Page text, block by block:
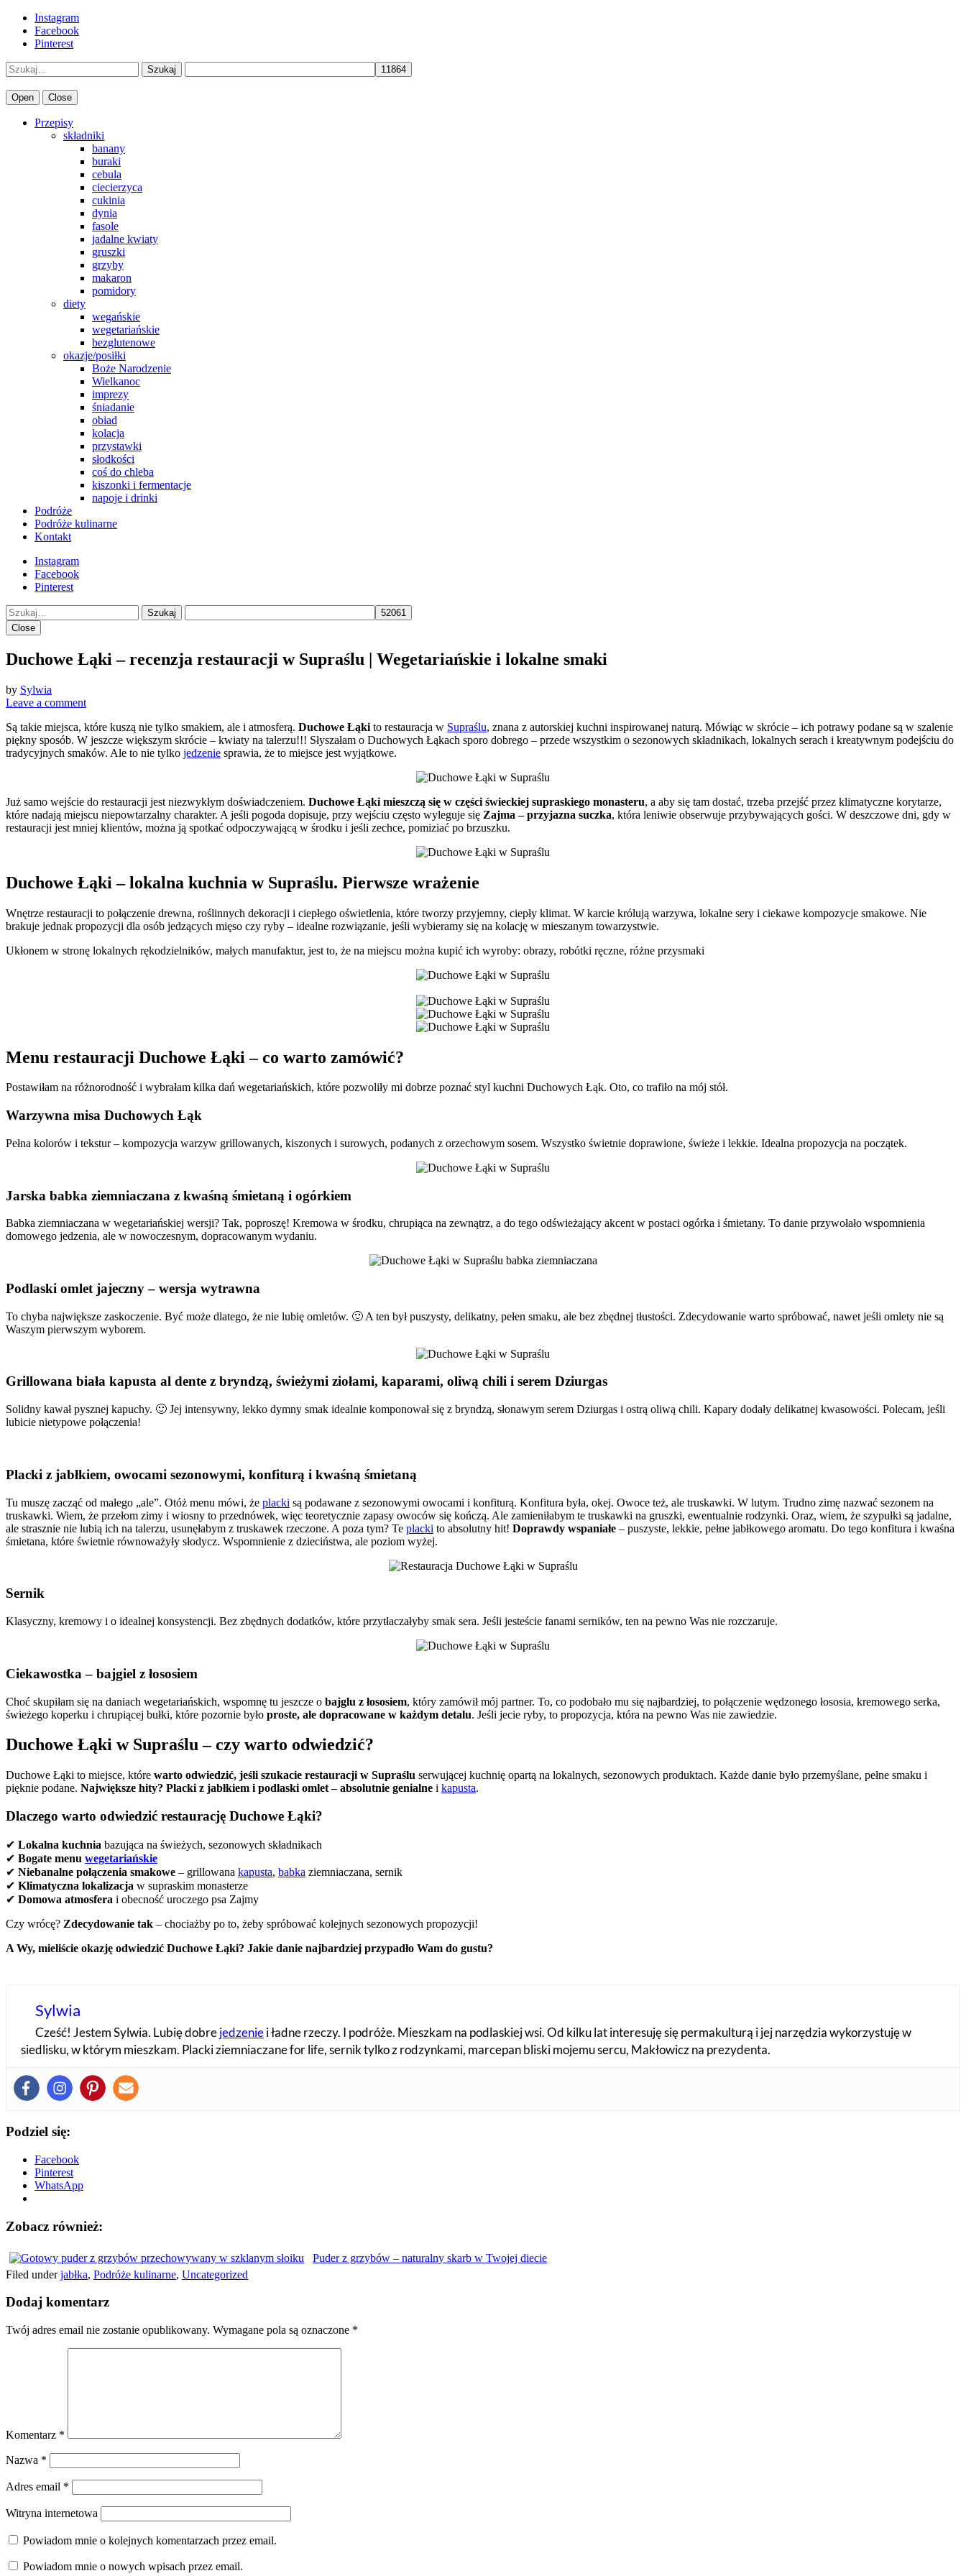
Instagram
Facebook
Pinterest
Szukaj
Open Close
Przepisy
składniki
banany
buraki
cebula
ciecierzyca
cukinia
dynia
fasole
jadalne kwiaty
gruszki
grzyby
makaron
pomidory
diety
wegańskie
wegetariańskie
bezglutenowe
okazje/posiłki
Boże Narodzenie
Wielkanoc
imprezy
śniadanie
obiad
kolacja
przystawki
słodkości
coś do chleba
kiszonki i fermentacje
napoje i drinki
Podróże
Podróże kulinarne
Kontakt
Instagram
Facebook
Pinterest
Szukaj
Close
Duchowe Łąki – recenzja restauracji w Supraślu | Wegetariańskie i lokalne smaki
by Sylwia
Leave a comment
Są takie miejsca, które kuszą nie tylko smakiem, ale i atmosferą. Duchowe Łąki to restauracja w Supraślu, znana z autorskiej kuchni inspirowanej naturą. Mówiąc w skrócie – ich potrawy podane są w szalenie
piękny sposób. W jeszcze większym skrócie – kwiaty na talerzu!!! Słyszałam o Duchowych Łąkach sporo dobrego – przede wszystkim o sezonowych składnikach, lokalnych serach i kreatywnym podejściu do
tradycyjnych smaków. Ale to nie tylko jedzenie sprawia, że to miejsce jest wyjątkowe.
Już samo wejście do restauracji jest niezwykłym doświadczeniem. Duchowe Łąki mieszczą się w części świeckiej supraskiego monasteru, a aby się tam dostać, trzeba przejść przez klimatyczne korytarze,
które nadają miejscu niepowtarzalny charakter. A jeśli pogoda dopisuje, przy wejściu często wyleguje się Zajma – przyjazna suczka, która leniwie obserwuje przybywających gości. W deszczowe dni, gdy w
restauracji jest mniej klientów, można ją spotkać odpoczywającą w środku i jeśli zechce, pomiziać po brzuszku.
Duchowe Łąki – lokalna kuchnia w Supraślu. Pierwsze wrażenie
Wnętrze restauracji to połączenie drewna, roślinnych dekoracji i ciepłego oświetlenia, które tworzy przyjemny, ciepły klimat. W karcie królują warzywa, lokalne sery i ciekawe kompozycje smakowe. Nie
brakuje jednak propozycji dla osób jedzących mięso czy ryby – idealne rozwiązanie, jeśli wybieramy się na kolację w mieszanym towarzystwie.
Ukłonem w stronę lokalnych rękodzielników, małych manufaktur, jest to, że na miejscu można kupić ich wyroby: obrazy, robótki ręczne, różne przysmaki
Menu restauracji Duchowe Łąki – co warto zamówić?
Postawiłam na różnorodność i wybrałam kilka dań wegetariańskich, które pozwoliły mi dobrze poznać styl kuchni Duchowych Łąk. Oto, co trafiło na mój stół.
Warzywna misa Duchowych Łąk
Pełna kolorów i tekstur – kompozycja warzyw grillowanych, kiszonych i surowych, podanych z orzechowym sosem. Wszystko świetnie doprawione, świeże i lekkie. Idealna propozycja na początek.
Jarska babka ziemniaczana z kwaśną śmietaną i ogórkiem
Babka ziemniaczana w wegetariańskiej wersji? Tak, poproszę! Kremowa w środku, chrupiąca na zewnątrz, a do tego odświeżający akcent w postaci ogórka i śmietany. To danie przywołało wspomnienia
domowego jedzenia, ale w nowoczesnym, dopracowanym wydaniu.
Podlaski omlet jajeczny – wersja wytrawna
To chyba największe zaskoczenie. Być może dlatego, że nie lubię omletów. 🙂 A ten był puszysty, delikatny, pełen smaku, ale bez zbędnej tłustości. Zdecydowanie warto spróbować, nawet jeśli omlety nie są
Waszym pierwszym wyborem.
Grillowana biała kapusta al dente z bryndzą, świeżymi ziołami, kaparami, oliwą chili i serem Dziurgas
Solidny kawał pysznej kapuchy. 🙂 Jej intensywny, lekko dymny smak idealnie komponował się z bryndzą, słonawym serem Dziurgas i ostrą oliwą chili. Kapary dodały delikatnej kwasowości. Polecam, jeśli
lubicie nietypowe połączenia!
Placki z jabłkiem, owocami sezonowymi, konfiturą i kwaśną śmietaną
Tu muszę zacząć od małego „ale”. Otóż menu mówi, że placki są podawane z sezonowymi owocami i konfiturą. Konfitura była, okej. Owoce też, ale truskawki. W lutym. Trudno zimę nazwać sezonem na
truskawki. Wiem, że przełom zimy i wiosny to przednówek, więc teoretycznie zapasy owoców się kończą. Ale zamieniłabym te truskawki na gruszki, ewentualnie rodzynki. Oraz, wiem, że szypułki są jadalne,
ale strasznie nie lubią ich na talerzu, usunęłabym z truskawek rzeczone. A poza tym? Te placki to absolutny hit! Doprawdy wspaniałe – puszyste, lekkie, pełne jabłkowego aromatu. Do tego konfitura i kwaśna
śmietana, które świetnie równoważyły słodycz. Wspomnienie z dzieciństwa, ale poziom wyżej.
Sernik
Klasyczny, kremowy i o idealnej konsystencji. Bez zbędnych dodatków, które przytłaczałyby smak sera. Jeśli jesteście fanami serników, ten na pewno Was nie rozczaruje.
Ciekawostka – bajgiel z łososiem
Choć skupiłam się na daniach wegetariańskich, wspomnę tu jeszcze o bajglu z łososiem, który zamówił mój partner. To, co podobało mu się najbardziej, to połączenie wędzonego łososia, kremowego serka,
świeżego koperku i chrupiącej bułki, które pozornie było proste, ale dopracowane w każdym detalu. Jeśli jecie ryby, to propozycja, która na pewno Was nie zawiedzie.
Duchowe Łąki w Supraślu – czy warto odwiedzić?
Duchowe Łąki to miejsce, które warto odwiedzić, jeśli szukacie restauracji w Supraślu serwującej kuchnię opartą na lokalnych, sezonowych produktach. Każde danie było przemyślane, pełne smaku i
pięknie podane. Największe hity? Placki z jabłkiem i podlaski omlet – absolutnie genialne i kapusta.
Dlaczego warto odwiedzić restaurację Duchowe Łąki?
✔ Lokalna kuchnia bazująca na świeżych, sezonowych składnikach
✔ Bogate menu wegetariańskie
✔ Niebanalne połączenia smakowe – grillowana kapusta, babka ziemniaczana, sernik
✔ Klimatyczna lokalizacja w supraskim monasterze
✔ Domowa atmosfera i obecność uroczego psa Zajmy
Czy wrócę? Zdecydowanie tak – chociażby po to, żeby spróbować kolejnych sezonowych propozycji!
A Wy, mieliście okazję odwiedzić Duchowe Łąki? Jakie danie najbardziej przypadło Wam do gustu?
Sylwia
Cześć! Jestem Sylwia. Lubię dobrejedzeniei ładne rzeczy. I podróże. Mieszkam na podlaskiej wsi. Od kilku lat interesuję się permakulturą i jej narzędzia wykorzystuję w
siedlisku, w którym mieszkam. Placki ziemniaczane for life, sernik tylko z rodzynkami, marcepan bliski mojemu sercu, Makłowicz na prezydenta.
Podziel się:
Facebook
Pinterest
WhatsApp
Zobacz również:
Puder z grzybów – naturalny skarb w Twojej diecie
Filed underjabłka, Podróże kulinarne, Uncategorized
Dodaj komentarz
Twój adres email nie zostanie opublikowany. Wymagane pola są oznaczone *
Komentarz *
Nazwa *
Adres email *
Witryna internetowa
Powiadom mnie o kolejnych komentarzach przez email.
Powiadom mnie o nowych wpisach przez email.